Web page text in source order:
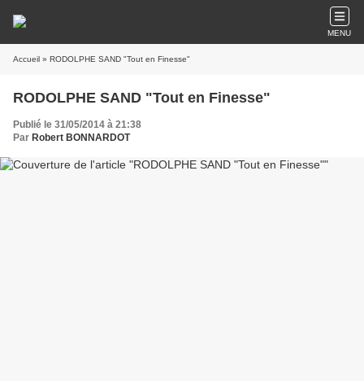
MENU
Accueil » RODOLPHE SAND "Tout en Finesse"
RODOLPHE SAND "Tout en Finesse"
Publié le 31/05/2014 à 21:38
Par Robert BONNARDOT